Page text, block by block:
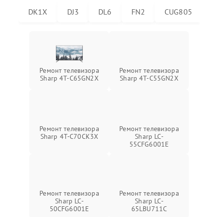
DK1X DJ3 DL6 FN2 CUG805
Ремонт телевизора
Sharp 4T-C65GN2X
Ремонт телевизора
Sharp 4T-C55GN2X
Ремонт телевизора
Sharp 4T-C70CK3X
Ремонт телевизора
Sharp LC-
55CFG6001E
Ремонт телевизора
Sharp LC-
50CFG6001E
Ремонт телевизора
Sharp LC-
65LBU711C